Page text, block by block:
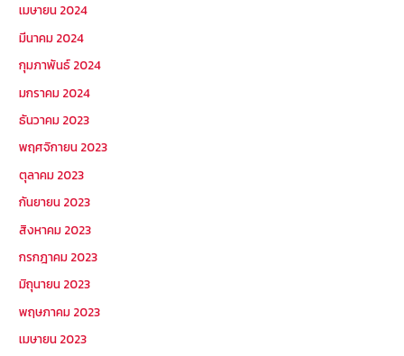
เมษายน 2024
มีนาคม 2024
กุมภาพันธ์ 2024
มกราคม 2024
ธันวาคม 2023
พฤศจิกายน 2023
ตุลาคม 2023
กันยายน 2023
สิงหาคม 2023
กรกฎาคม 2023
มิถุนายน 2023
พฤษภาคม 2023
เมษายน 2023